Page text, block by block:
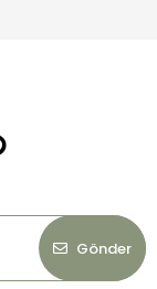
Gönder